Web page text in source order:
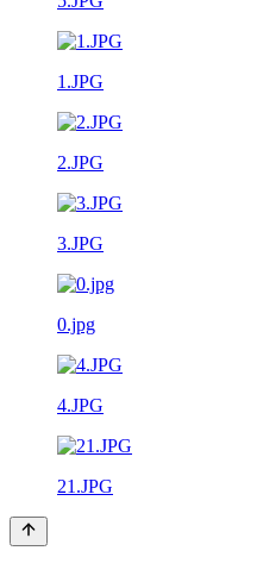
1.JPG
2.JPG
3.JPG
0.jpg
4.JPG
21.JPG